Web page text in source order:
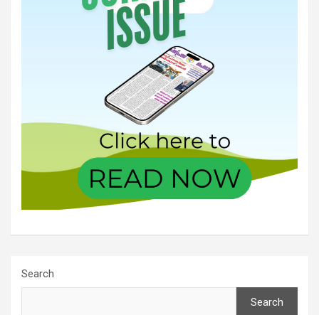
Search
Search